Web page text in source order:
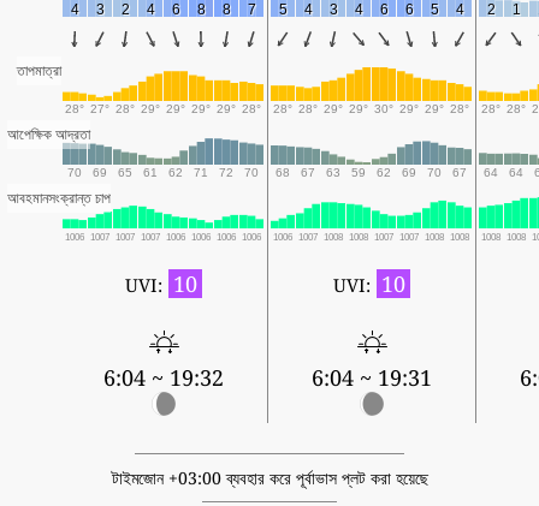
4 3 2 4 6 8 8 7 5 4 3 4 6 6 5 4 2 1
তাপমাত্রা
28° 27° 28° 29° 29° 29° 29° 28° 28° 28° 29° 29° 30° 29° 29° 28° 28° 28°
আপেক্ষিক আদ্রতা
70 69 65 61 62 71 72 70 68 67 63 59 62 69 70 67 64 64
আবহমানসংক্রান্ত চাপ
1006 1007 1007 1007 1006 1006 1006 1006 1006 1007 1008 1008 1007 1007 1008 1008 1008 1008
UVI: 10
6:04 ~ 19:32
UVI: 10
6:04 ~ 19:31
টাইমজোন +03:00 ব্যবহার করে পূর্বাভাস প্লট করা হয়েছে